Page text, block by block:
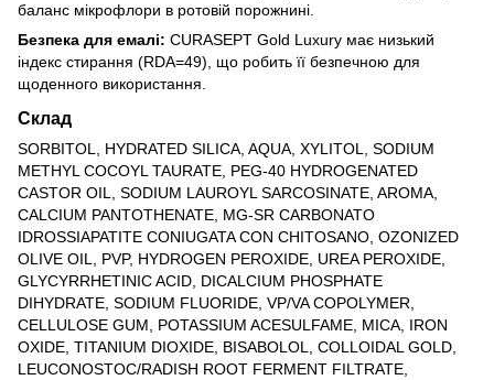
баланс мікрофлори в ротовій порожнині.
Безпека для емалі: CURASEPT Gold Luxury має низький
індекс стирання (RDA=49), що робить її безпечною для
щоденного використання.
Склад
SORBITOL, HYDRATED SILICA, AQUA, XYLITOL, SODIUM
METHYL COCOYL TAURATE, PEG-40 HYDROGENATED
CASTOR OIL, SODIUM LAUROYL SARCOSINATE, AROMA,
CALCIUM PANTOTHENATE, MG-SR CARBONATO
IDROSSIAPATITE CONIUGATA CON CHITOSANO, OZONIZED
OLIVE OIL, PVP, HYDROGEN PEROXIDE, UREA PEROXIDE,
GLYCYRRHETINIC ACID, DICALCIUM PHOSPHATE
DIHYDRATE, SODIUM FLUORIDE, VP/VA COPOLYMER,
CELLULOSE GUM, POTASSIUM ACESULFAME, MICA, IRON
OXIDE, TITANIUM DIOXIDE, BISABOLOL, COLLOIDAL GOLD,
LEUCONOSTOC/RADISH ROOT FERMENT FILTRATE,